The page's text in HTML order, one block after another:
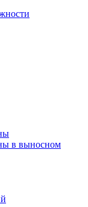
в выносном